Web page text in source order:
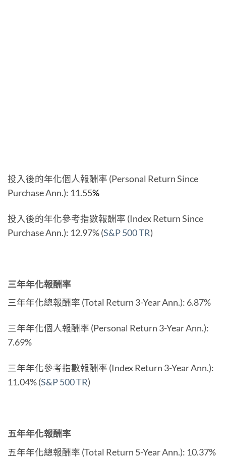
投入後的年化個人報酬率 (Personal Return Since
Purchase Ann.): 11.55%
投入後的年化參考指數報酬率 (Index Return Since
Purchase Ann.): 12.97% (S&P 500 TR)
三年年化報酬率
三年年化總報酬率 (Total Return 3-Year Ann.): 6.87%
三年年化個人報酬率 (Personal Return 3-Year Ann.):
7.69%
三年年化參考指數報酬率 (Index Return 3-Year Ann.):
11.04% (S&P 500 TR)
五年年化報酬率
五年年化總報酬率 (Total Return 5-Year Ann.): 10.37%